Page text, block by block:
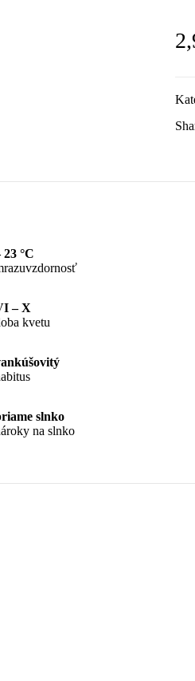
23 °C
– X
kvetu
slnko
na slnko